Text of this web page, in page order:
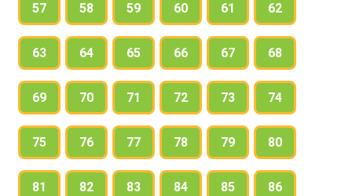
57 58 59 60 61 62
63 64 65 66 67 68
69 70 71 72 73 74
75 76 77 78 79 80
81 82 83 84 85 86